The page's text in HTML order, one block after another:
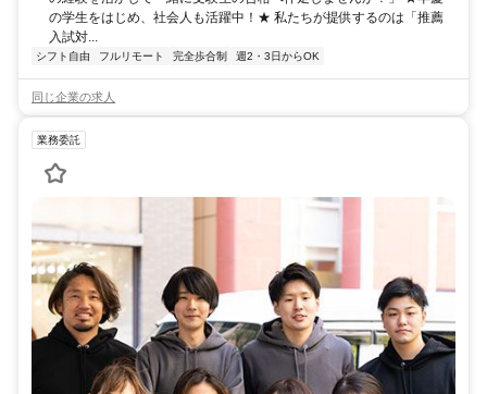
の学生をはじめ、社会人も活躍中！★ 私たちが提供するのは「推薦
入試対...
シフト自由 フルリモート 完全歩合制 週2・3日からOK
同じ企業の求人
業務委託